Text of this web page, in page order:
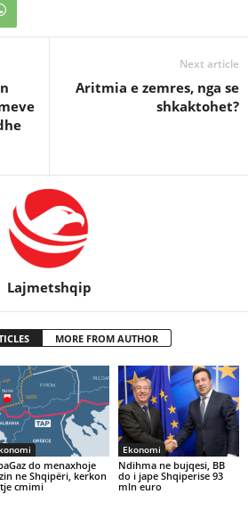
Next article
Aritmia e zemres, nga se
shkaktohet?
Lajmetshqip
MORE FROM AUTHOR
do menaxhoje
ne Shqipëri, kerkon
cmimi
Ekonomi
Ndihma ne bujqesi, BB
do i jape Shqiperise 93
mln euro